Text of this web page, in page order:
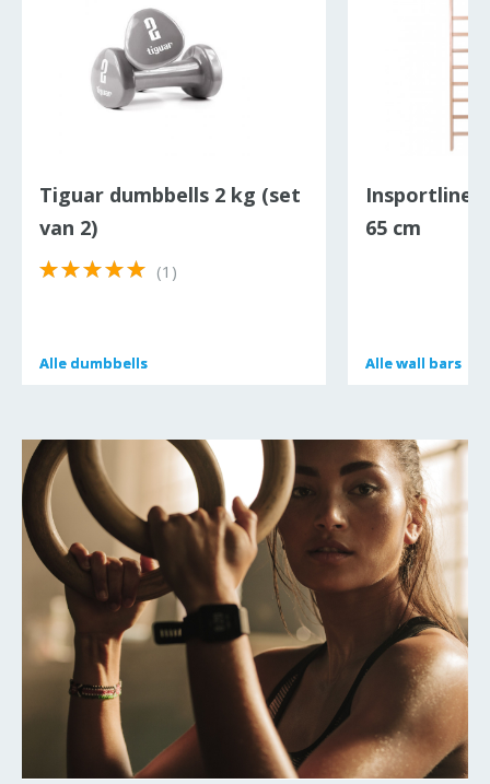
Tiguar dumbbells 2 kg (set
van 2)
(1)
Alle dumbbells
Alle dumbbells
Insportline
65 cm
Allewall bars
Allewall bars